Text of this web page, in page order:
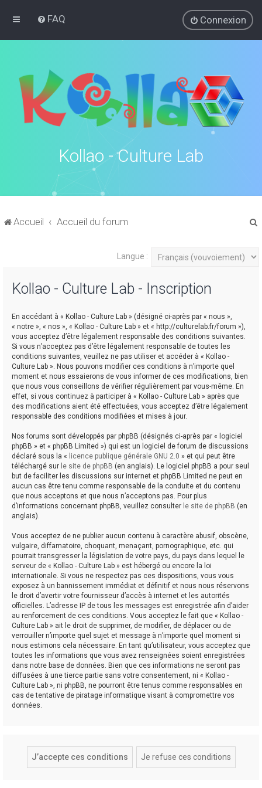
FAQ Connexion
Kollao - Culture Lab
Accueil Accueil du forum
Langue :
Kollao - Culture Lab - Inscription
En accédant à « Kollao - Culture Lab » (désigné ci-après par « nous »,
« notre », « nos », « Kollao - Culture Lab » et « http://culturelab.fr/forum »),
vous acceptez d’être légalement responsable des conditions suivantes.
Si vous n’acceptez pas d’être légalement responsable de toutes les
conditions suivantes, veuillez ne pas utiliser et accéder à « Kollao -
Culture Lab ». Nous pouvons modifier ces conditions à n’importe quel
moment et nous essaierons de vous informer de ces modifications, bien
que nous vous conseillons de vérifier régulièrement par vous-même. En
effet, si vous continuez à participer à « Kollao - Culture Lab » après que
des modifications aient été effectuées, vous acceptez d’être légalement
responsable des conditions modifiées et mises à jour.
Nos forums sont développés par phpBB (désignés ci-après par « logiciel
phpBB » et « phpBB Limited ») qui est un logiciel de forum de discussions
déclaré sous la « licence publique générale GNU 2.0 » et qui peut être
téléchargé sur le site de phpBB (en anglais). Le logiciel phpBB a pour seul
but de faciliter les discussions sur internet et phpBB Limited ne peut en
aucun cas être tenu comme responsable de la conduite et du contenu
que nous acceptons et que nous n’acceptons pas. Pour plus
d’informations concernant phpBB, veuillez consulter le site de phpBB (en
anglais).
Vous acceptez de ne publier aucun contenu à caractère abusif, obscène,
vulgaire, diffamatoire, choquant, menaçant, pornographique, etc. qui
pourrait transgresser la législation de votre pays, du pays dans lequel le
serveur de « Kollao - Culture Lab » est hébergé ou encore la loi
internationale. Si vous ne respectez pas ces dispositions, vous vous
exposez à un bannissement immédiat et définitif et nous nous réservons
le droit d’avertir votre fournisseur d’accès à internet et les autorités
officielles. L’adresse IP de tous les messages est enregistrée afin d’aider
au renforcement de ces conditions. Vous acceptez le fait que « Kollao -
Culture Lab » ait le droit de supprimer, de modifier, de déplacer ou de
verrouiller n’importe quel sujet et message à n’importe quel moment si
nous estimons cela nécessaire. En tant qu’utilisateur, vous acceptez que
toutes les informations que vous avez renseignées soient enregistrées
dans notre base de données. Bien que ces informations ne seront pas
diffusées à une tierce partie sans votre consentement, ni « Kollao -
Culture Lab », ni phpBB, ne pourront être tenus comme responsables en
cas de tentative de piratage informatique visant à compromettre vos
données.